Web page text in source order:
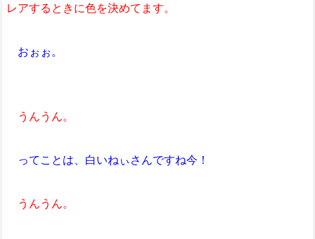
レアするときに色を決めてます。
おぉぉ。
うんうん。
ってことは、白いねぃさんですね今！
うんうん。